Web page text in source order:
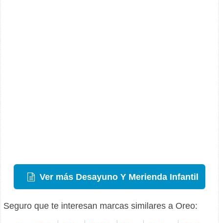
Ver más Desayuno Y Merienda Infantil
Seguro que te interesan marcas similares a Oreo: